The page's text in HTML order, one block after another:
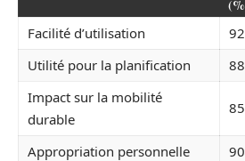
Facilité d’utilisation
92
Utilité pour la planification
88
Impact sur la mobilité
durable
85
Appropriation personnelle 90